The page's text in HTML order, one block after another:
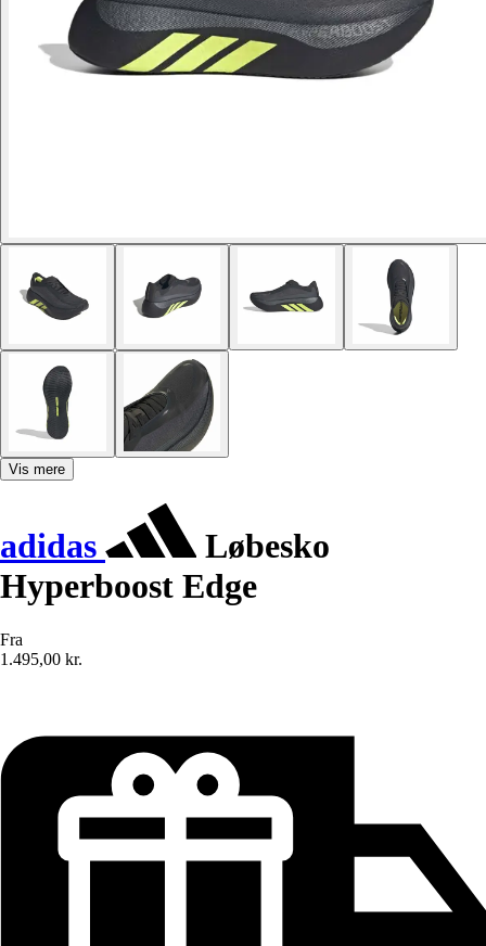
Vis mere
adidas
Løbesko
Hyperboost Edge
Fra
1.495,00 kr.